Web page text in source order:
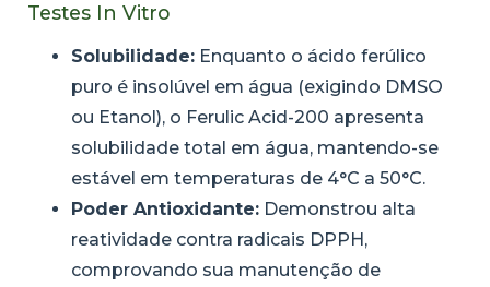
Testes In Vitro
Solubilidade: Enquanto o ácido ferúlico
puro é insolúvel em água (exigindo DMSO
ou Etanol), o Ferulic Acid-200 apresenta
solubilidade total em água, mantendo-se
estável em temperaturas de 4°C a 50°C.
Poder Antioxidante: Demonstrou alta
reatividade contra radicais DPPH,
comprovando sua manutenção de